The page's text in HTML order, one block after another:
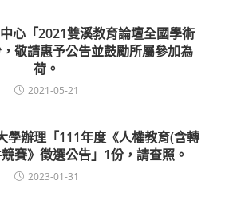
心「2021雙溪教育論壇全國學術
敬請惠予公告並鼓勵所屬參加為
荷。
2021-05-21
學辦理「111年度《人權教育(含轉
賽》徵選公告」1份，請查照。
2023-01-31